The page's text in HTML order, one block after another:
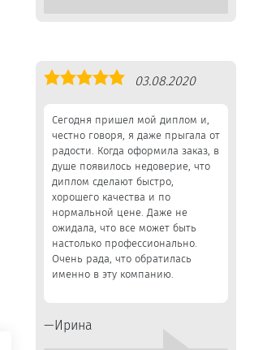
Оценка
03.08.2020
Сегодня пришел мой диплом и,
честно говоря, я даже прыгала от
радости. Когда оформила заказ, в
душе появилось недоверие, что
диплом сделают быстро,
хорошего качества и по
нормальной цене. Даже не
ожидала, что все может быть
настолько профессионально.
Очень рада, что обратилась
именно в эту компанию.
Ирина